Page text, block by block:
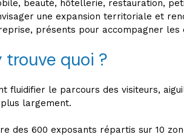
beauté, hôtellerie, restauration,
une expansion territoriale et
présents pour accompagner
trouve quoi ?
fluidifier le parcours des visiteurs,
largement.
des 600 exposants répartis sur 10